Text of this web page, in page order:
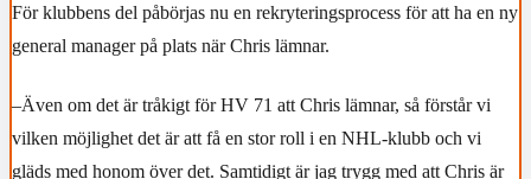
För klubbens del påbörjas nu en rekryteringsprocess för att ha en ny
general manager på plats när Chris lämnar.
–Även om det är tråkigt för HV 71 att Chris lämnar, så förstår vi
vilken möjlighet det är att få en stor roll i en NHL-klubb och vi
gläds med honom över det. Samtidigt är jag trygg med att Chris är